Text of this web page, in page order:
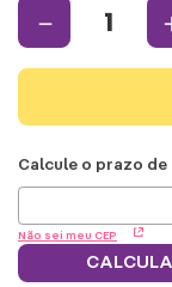
－
Não sei meu CEP